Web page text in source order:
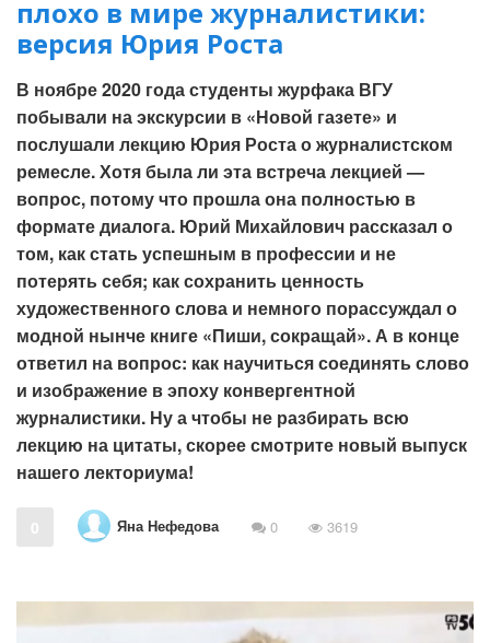
плохо в мире журналистики:
версия Юрия Роста
В ноябре 2020 года студенты журфака ВГУ
побывали на экскурсии в «Новой газете» и
послушали лекцию Юрия Роста о журналистском
ремесле. Хотя была ли эта встреча лекцией —
вопрос, потому что прошла она полностью в
формате диалога. Юрий Михайлович рассказал о
том, как стать успешным в профессии и не
потерять себя; как сохранить ценность
художественного слова и немного порассуждал о
модной нынче книге «Пиши, сокращай». А в конце
ответил на вопрос: как научиться соединять слово
и изображение в эпоху конвергентной
журналистики. Ну а чтобы не разбирать всю
лекцию на цитаты, скорее смотрите новый выпуск
нашего лекториума!
0 Яна Нефедова 0 3619